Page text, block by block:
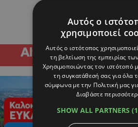
Αυτός ο
χρησιμοποιεί
Αυτός ο ιστότοπος
τη βελτίωση της εμπειρίας
Χρησιμοποιώντας τον ιστότοπό
τη συγκατάθεσή σας για όλα
σύμφωνα με την Πολιτική μας
Διαβάστε
SHOW ALL PARTNERS